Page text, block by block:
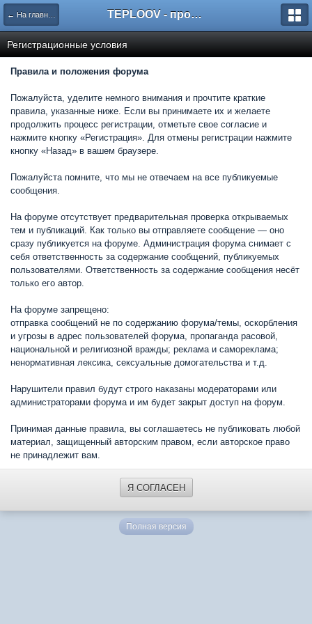
← На главную TEPLOOV - программный комплекс для расчёта систем отопления и вентиляции
Регистрационные условия
Правила и положения форума
Пожалуйста, уделите немного внимания и прочтите краткие
правила, указанные ниже. Если вы принимаете их и желаете
продолжить процесс регистрации, отметьте свое согласие и
нажмите кнопку «Регистрация». Для отмены регистрации нажмите
кнопку «Назад» в вашем браузере.
Пожалуйста помните, что мы не отвечаем на все публикуемые
сообщения.
На форуме отсутствует предварительная проверка открываемых
тем и публикаций. Как только вы отправляете сообщение — оно
сразу публикуется на форуме. Администрация форума снимает с
себя ответственность за содержание сообщений, публикуемых
пользователями. Ответственность за содержание сообщения несёт
только его автор.
На форуме запрещено:
отправка сообщений не по содержанию форума/темы, оскорбления
и угрозы в адрес пользователей форума, пропаганда расовой,
национальной и религиозной вражды; реклама и самореклама;
ненормативная лексика, сексуальные домогательства и т.д.
Нарушители правил будут строго наказаны модераторами или
администраторами форума и им будет закрыт доступ на форум.
Принимая данные правила, вы соглашаетесь не публиковать любой
материал, защищенный авторским правом, если авторское право
не принадлежит вам.
Я СОГЛАСЕН
Полная версия